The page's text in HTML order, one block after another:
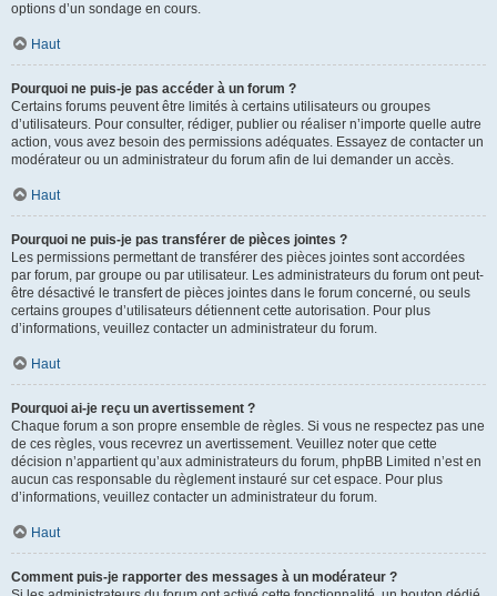
options d’un sondage en cours.
Haut
Pourquoi ne puis-je pas accéder à un forum ?
Certains forums peuvent être limités à certains utilisateurs ou groupes
d’utilisateurs. Pour consulter, rédiger, publier ou réaliser n’importe quelle autre
action, vous avez besoin des permissions adéquates. Essayez de contacter un
modérateur ou un administrateur du forum afin de lui demander un accès.
Haut
Pourquoi ne puis-je pas transférer de pièces jointes ?
Les permissions permettant de transférer des pièces jointes sont accordées
par forum, par groupe ou par utilisateur. Les administrateurs du forum ont peut-
être désactivé le transfert de pièces jointes dans le forum concerné, ou seuls
certains groupes d’utilisateurs détiennent cette autorisation. Pour plus
d’informations, veuillez contacter un administrateur du forum.
Haut
Pourquoi ai-je reçu un avertissement ?
Chaque forum a son propre ensemble de règles. Si vous ne respectez pas une
de ces règles, vous recevrez un avertissement. Veuillez noter que cette
décision n’appartient qu’aux administrateurs du forum, phpBB Limited n’est en
aucun cas responsable du règlement instauré sur cet espace. Pour plus
d’informations, veuillez contacter un administrateur du forum.
Haut
Comment puis-je rapporter des messages à un modérateur ?